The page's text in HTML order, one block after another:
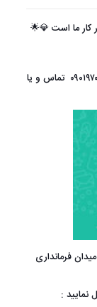
ما است 💎🌟
تماس و یا
فرمانداری
نمایید :